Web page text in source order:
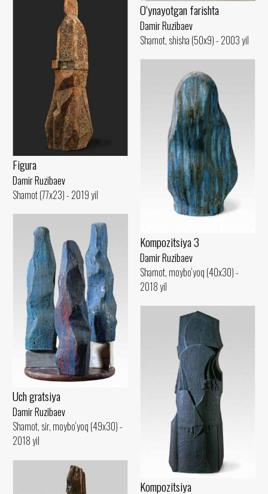
O‘ynayotgan farishta
Damir Ruzibaev
Shamot, shisha (50x9) - 2003 yil
Figura
Damir Ruzibaev
Shamot (77x23) - 2019 yil
Kompozitsiya 3
Damir Ruzibaev
Shamot, moybo‘yoq (40x30) -
2018 yil
Uch gratsiya
Damir Ruzibaev
Shamot, sir, moybo‘yoq (49x30) -
2018 yil
Kompozitsiya